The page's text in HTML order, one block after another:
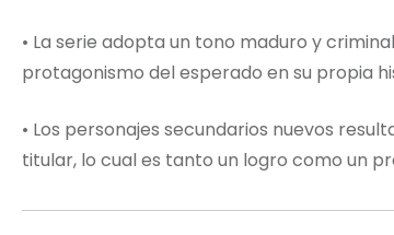
• La serie adopta un tono maduro y
protagonismo del esperado en su propia
• Los personajes secundarios nuevos
titular, lo cual es tanto un logro como un